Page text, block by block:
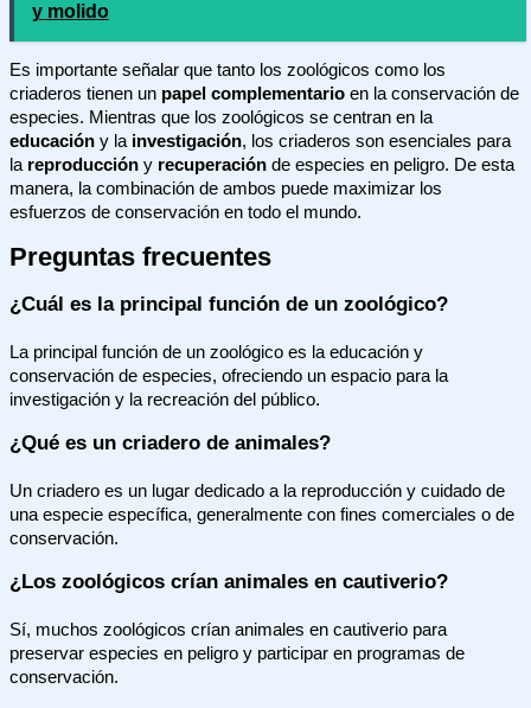
y molido
Es importante señalar que tanto los zoológicos como los
criaderos tienen un papel complementario en la conservación de
especies. Mientras que los zoológicos se centran en la
educación y la investigación, los criaderos son esenciales para
la reproducción y recuperación de especies en peligro. De esta
manera, la combinación de ambos puede maximizar los
esfuerzos de conservación en todo el mundo.
Preguntas frecuentes
¿Cuál es la principal función de un zoológico?
La principal función de un zoológico es la educación y
conservación de especies, ofreciendo un espacio para la
investigación y la recreación del público.
¿Qué es un criadero de animales?
Un criadero es un lugar dedicado a la reproducción y cuidado de
una especie específica, generalmente con fines comerciales o de
conservación.
¿Los zoológicos crían animales en cautiverio?
Sí, muchos zoológicos crían animales en cautiverio para
preservar especies en peligro y participar en programas de
conservación.